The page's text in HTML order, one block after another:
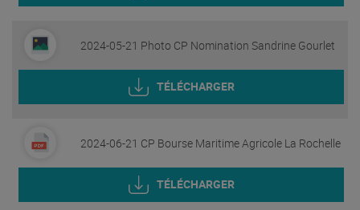
2024-05-21 Photo CP Nomination Sandrine Gourlet
TÉLÉCHARGER
2024-06-21 CP Bourse Maritime Agricole La Rochelle
TÉLÉCHARGER